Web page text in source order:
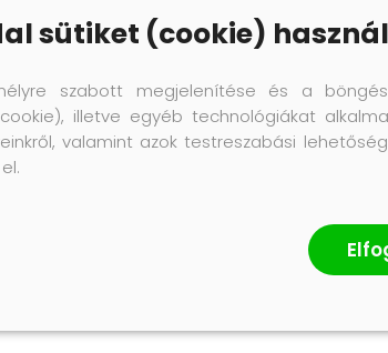
sütiket (cookie) használ
szabott megjelenítése és a
illetve egyéb technológiákat
valamint azok testreszabási